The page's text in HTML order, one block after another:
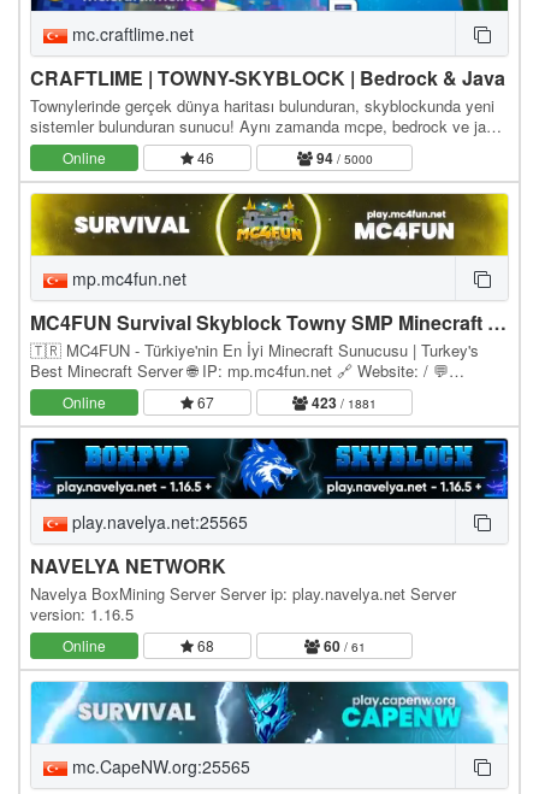
mc.craftlime.net
CRAFTLIME | TOWNY-SKYBLOCK | Bedrock & Java
Townylerinde gerçek dünya haritası bulunduran, skyblockunda yeni
sistemler bulunduran sunucu! Aynı zamanda mcpe, bedrock ve java
ile bağlanabilirsiniz! Java ip bilgiler:…
Online 46 94/ 5000
mp.mc4fun.net
MC4FUN Survival Skyblock Towny SMP Minecraft Türk Sunucusu
🇹🇷 MC4FUN - Türkiye'nin En İyi Minecraft Sunucusu | Turkey's
Best Minecraft Server 🌐 IP: mp.mc4fun.net 🔗 Website: / 💬
Discord: discord.gg/mc4fun ⚙️ Version: Paper 1.21.x…
Online 67 423 / 1881
play.navelya.net:25565
NAVELYA NETWORK
Navelya BoxMining Server Server ip: play.navelya.net Server
version: 1.16.5
Online 68 60/ 61
mc.CapeNW.org:25565